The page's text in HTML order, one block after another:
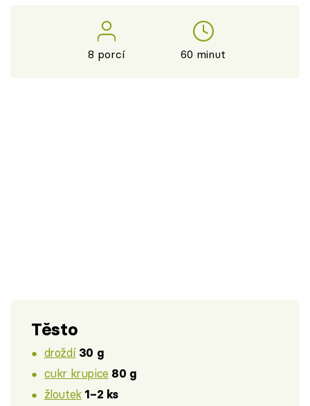
8 porcí 60 minut
Těsto
droždí 30 g
cukr krupice 80 g
žloutek 1–2 ks